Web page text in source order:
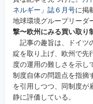
ネルギー」誌６月号に掲
地球環境グループリーダ
撃〜欧州にみる買い取り
記事の趣旨は、ドイツ
綻を取り上げ、欧州で先
度の運用の難しさを示し
制度自体の問題点を指摘
を引用しつつ、同制度が
静に評価している。